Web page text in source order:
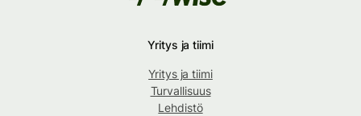
Yritys ja tiimi
Yritys ja tiimi
Turvallisuus
Lehdistö